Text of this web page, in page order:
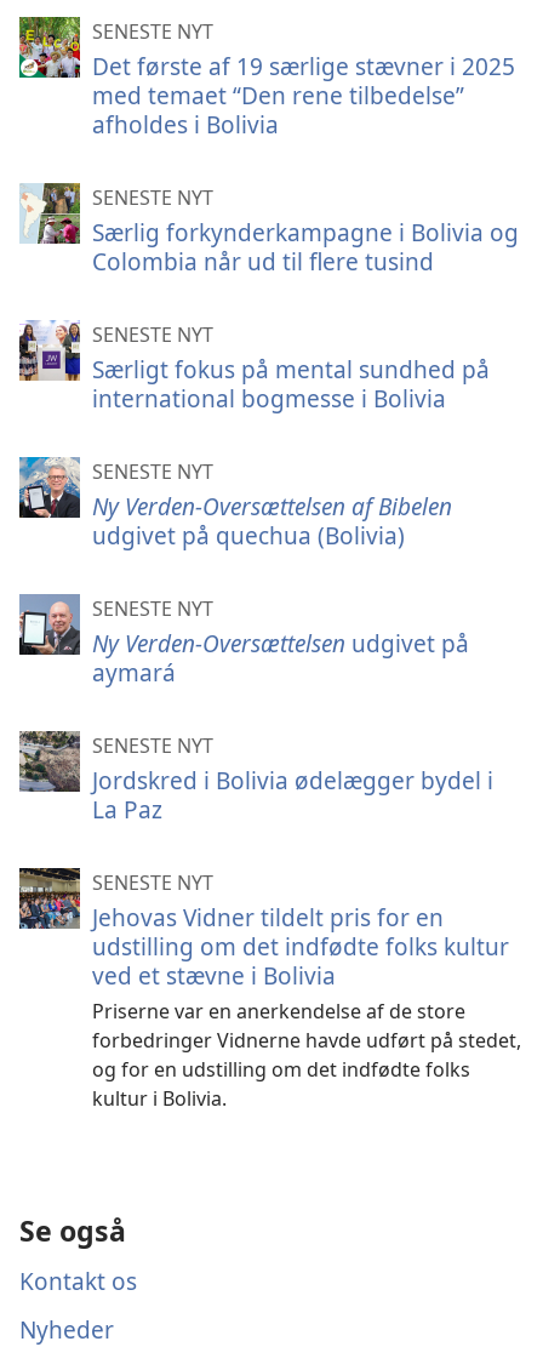
SENESTE NYT
Det første af 19 særlige stævner i 2025
med temaet “Den rene tilbedelse”
afholdes i Bolivia
SENESTE NYT
Særlig forkynderkampagne i Bolivia og
Colombia når ud til flere tusind
SENESTE NYT
Særligt fokus på mental sundhed på
international bogmesse i Bolivia
SENESTE NYT
Ny Verden-Oversættelsen af Bibelen
udgivet på quechua (Bolivia)
SENESTE NYT
Ny Verden-Oversættelsen udgivet på
aymará
SENESTE NYT
Jordskred i Bolivia ødelægger bydel i
La Paz
SENESTE NYT
Jehovas Vidner tildelt pris for en
udstilling om det indfødte folks kultur
ved et stævne i Bolivia
Priserne var en anerkendelse af de store
forbedringer Vidnerne havde udført på stedet,
og for en udstilling om det indfødte folks
kultur i Bolivia.
Se også
Kontakt os
Nyheder